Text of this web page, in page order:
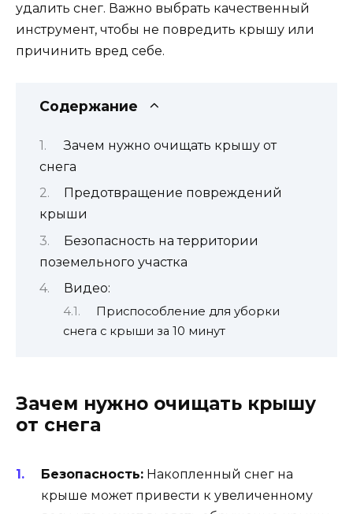
удалить снег. Важно выбрать качественный
инструмент, чтобы не повредить крышу или
причинить вред себе.
Содержание
Зачем нужно очищать крышу от
снега
Предотвращение повреждений
крыши
Безопасность на территории
поземельного участка
Видео:
Приспособление для уборки
снега с крыши за 10 минут
Зачем нужно очищать крышу
от снега
Безопасность: Накопленный снег на
крыше может привести к увеличенному